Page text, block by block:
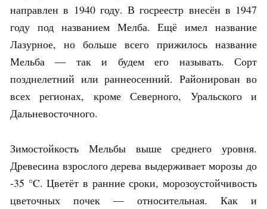
направлен в 1940 году. В госреестр внесён в 1947
году под названием Мелба. Ещё имел название
Лазурное, но больше всего прижилось название
Мельба — так и будем его называть. Сорт
позднелетний или раннеосенний. Районирован во
всех регионах, кроме Северного, Уральского и
Дальневосточного.
Зимостойкость Мельбы выше среднего уровня.
Древесина взрослого дерева выдерживает морозы до
-35 °C. Цветёт в ранние сроки, морозоустойчивость
цветочных почек — относительная. Как и